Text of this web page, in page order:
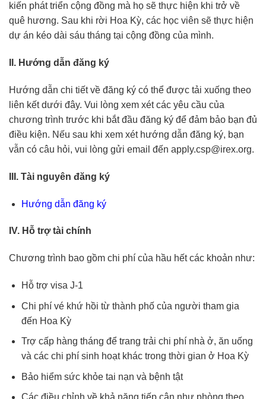
kiến phát triển cộng đồng mà họ sẽ thực hiện khi trở về
quê hương. Sau khi rời Hoa Kỳ, các học viên sẽ thực hiện
dự án kéo dài sáu tháng tại cộng đồng của mình.
II. Hướng dẫn đăng ký
Hướng dẫn chi tiết về đăng ký có thể được tải xuống theo
liên kết dưới đây. Vui lòng xem xét các yêu cầu của
chương trình trước khi bắt đầu đăng ký để đảm bảo bạn đủ
điều kiện. Nếu sau khi xem xét hướng dẫn đăng ký, bạn
vẫn có câu hỏi, vui lòng gửi email đến apply.csp@irex.org.
III. Tài nguyên đăng ký
Hướng dẫn đăng ký
IV. Hỗ trợ tài chính
Chương trình bao gồm chi phí của hầu hết các khoản như:
Hỗ trợ visa J-1
Chi phí vé khứ hồi từ thành phố của người tham gia
đến Hoa Kỳ
Trợ cấp hàng tháng để trang trải chi phí nhà ở, ăn uống
và các chi phí sinh hoạt khác trong thời gian ở Hoa Kỳ
Bảo hiểm sức khỏe tai nạn và bệnh tật